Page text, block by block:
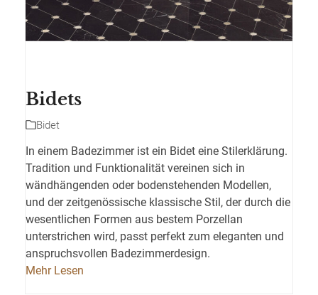
Bidets
Bidet
In einem Badezimmer ist ein Bidet eine Stilerklärung.
Tradition und Funktionalität vereinen sich in
wändhängenden oder bodenstehenden Modellen,
und der zeitgenössische klassische Stil, der durch die
wesentlichen Formen aus bestem Porzellan
unterstrichen wird, passt perfekt zum eleganten und
anspruchsvollen Badezimmerdesign.‎
Mehr Lesen